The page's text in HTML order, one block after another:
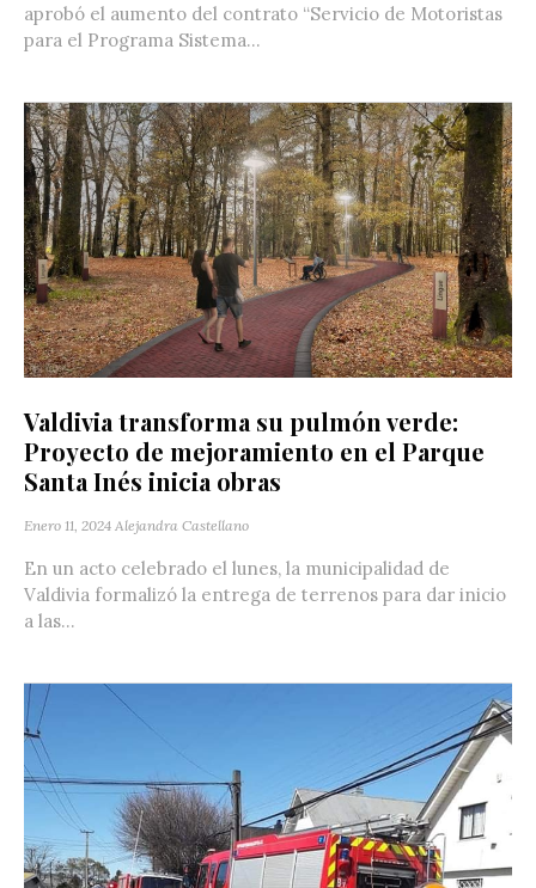
aprobó el aumento del contrato “Servicio de Motoristas
para el Programa Sistema...
Valdivia transforma su pulmón verde:
Proyecto de mejoramiento en el Parque
Santa Inés inicia obras
Enero 11, 2024 Alejandra Castellano
En un acto celebrado el lunes, la municipalidad de
Valdivia formalizó la entrega de terrenos para dar inicio
a las...